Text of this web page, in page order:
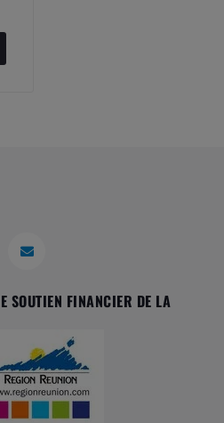
SOUTIEN FINANCIER DE LA